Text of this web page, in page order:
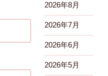
2026年8月
2026年7月
2026年6月
2026年5月